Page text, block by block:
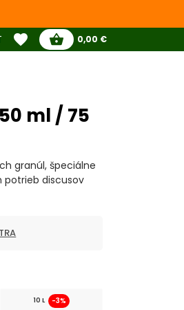
favorite shopping_basket 0,00 €
ml / 75
granúl, špeciálne
potrieb discusov
10 L -3%